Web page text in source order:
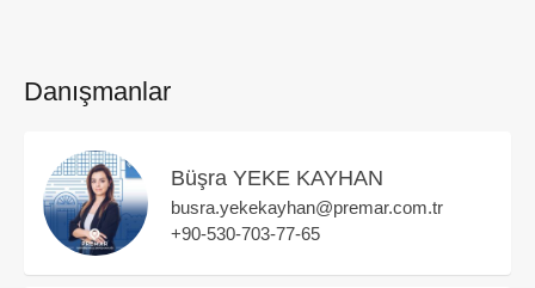
Danışmanlar
Büşra YEKE KAYHAN
busra.yekekayhan@premar.com.tr
+90-530-703-77-65